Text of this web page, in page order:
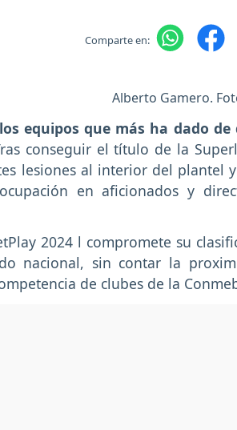
Comparte en:
Alberto Gamero.
equipos que más ha dado
conseguir el título de la
lesiones al interior del plantel
en aficionados y
2024 l compromete su
nacional, sin contar la
de clubes de la